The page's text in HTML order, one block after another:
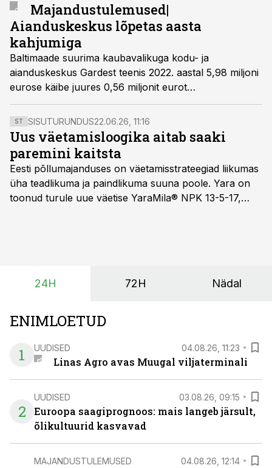
Majandustulemused|
Aianduskeskus lõpetas aasta
kahjumiga
Baltimaade suurima kaubavalikuga kodu- ja
aianduskeskus Gardest teenis 2022. aastal 5,98 miljoni
eurose käibe juures 0,56 miljonit eurot
tegevuskahjumit. Aasta varem, 2021. aastal, oli
ettevõtte müügitulu 5,7 miljonit ja tegevuskahjum 0,4
miljonit eurot.
ST SISUTURUNDUS22.06.26, 11:16
Uus väetamisloogika aitab saaki
paremini kaitsta
Eesti põllumajanduses on väetamisstrateegiad liikumas
üha teadlikuma ja paindlikuma suuna poole. Yara on
toonud turule uue väetise YaraMila® NPK 13-5-17,
24H 72H Nädal
ENIMLOETUD
1
UUDISED 04.08.26, 11:23
Linas Agro avas Muugal viljaterminali
2
UUDISED 03.08.26, 09:15
Euroopa saagiprognoos: mais langeb järsult,
õlikultuurid kasvavad
MAJANDUSTULEMUSED 04.08.26, 12:14